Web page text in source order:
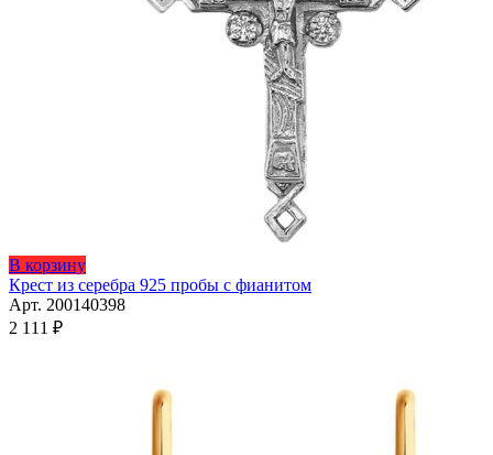
В корзинуЭтот
товар
имеет
Крест из серебра 925 пробы с фианитом
Арт. 200140398
2 111 ₽